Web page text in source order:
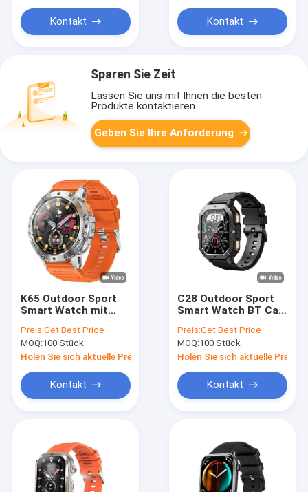
Kontakt Kontakt
Sparen Sie Zeit
Lassen Sie uns mit Ihnen die besten
Produkte kontaktieren.
Geben Sie Ihre Anforderung
K65 Outdoor Sport
Smart Watch mit
Screen
Taschenlampe Für
Android IOS
Preis:Get Best Price
MOQ:100 Stück
Holen Sie sich aktuelle Preis
Kontakt
C28 Outdoor Sport
Smart Watch BT Call
Wasserdicht 410mAh
Für Männer
Preis:Get Best Price
MOQ:100 Stück
Holen Sie sich aktuelle Preis
Kontakt